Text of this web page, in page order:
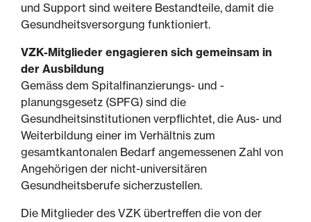
und Support sind weitere Bestandteile, damit die
Gesundheitsversorgung funktioniert.
VZK-Mitglieder engagieren sich gemeinsam in
der Ausbildung
Gemäss dem Spitalfinanzierungs- und -
planungsgesetz (SPFG) sind die
Gesundheitsinstitutionen verpflichtet, die Aus- und
Weiterbildung einer im Verhältnis zum
gesamtkantonalen Bedarf angemessenen Zahl von
Angehörigen der nicht-universitären
Gesundheitsberufe sicherzustellen.
Die Mitglieder des VZK übertreffen die von der